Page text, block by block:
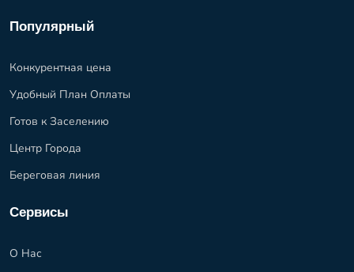
Популярный
Конкурентная цена
Удобный План Оплаты
Готов к Заселению
Центр Города
Береговая линия
Сервисы
О Нас